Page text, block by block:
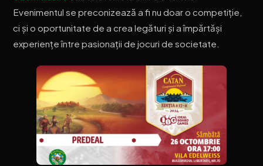
Evenimentul se preconizează a fi nu doar o competiție,
ci și o oportunitate de a crea legături și a împărtăși
experiențe între pasionații de jocuri de societate.